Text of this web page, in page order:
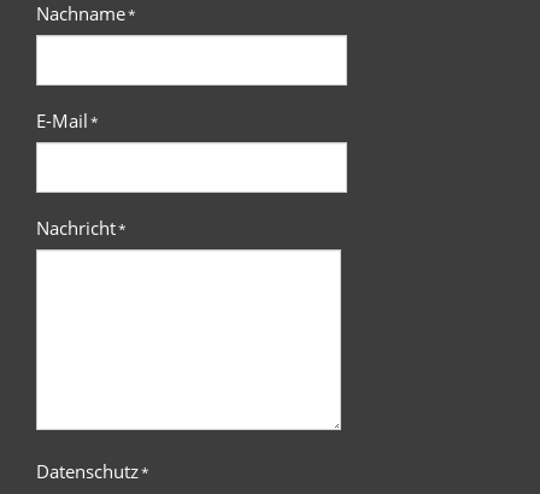
Nachname*
E-Mail*
Nachricht*
Datenschutz*